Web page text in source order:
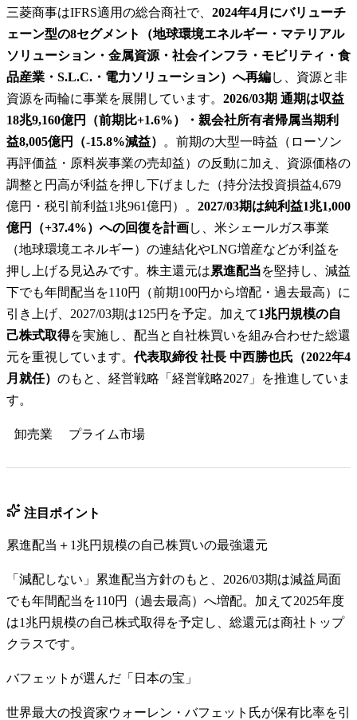
三菱商事はIFRS適用の総合商社で、 2024年4月にバリューチ
ェーン型の8セグメント（地球環境エネルギー・マテリアル
ソリューション・金属資源・社会インフラ・モビリティ・食
品産業・S.L.C.・電力ソリューション）へ再編し、資源と非
資源を両輪に事業を展開しています。 2026/03期 通期は収益
18兆9,160億円（前期比+1.6%）・親会社所有者帰属当期利
益8,005億円（-15.8%減益）
。前期の大型一時益（ローソン
再評価益・原料炭事業の売却益）の反動に加え、資源価格の
調整と円高が利益を押し下げました（持分法投資損益4,679
億円・税引前利益1兆961億円）。 2027/03期は純利益1兆1,000
億円（+37.4%）への回復を計画し、米シェールガス事業
（地球環境エネルギー）の連結化やLNG増産などが利益を
押し上げる見込みです。株主還元は累進配当を堅持し、減益
下でも年間配当を110円（前期100円から増配・過去最高）に
引き上げ、2027/03期は125円を予定。加えて1兆円規模の自
己株式取得を実施し、配当と自社株買いを組み合わせた総還
元を重視しています。代表取締役 社長 中西勝也氏（2022年4
月就任） のもと、経営戦略「経営戦略2027」を推進していま
す。
卸売業 プライム市場
注目ポイント
累進配当＋1兆円規模の自己株買いの最強還元
「減配しない」累進配当方針のもと、2026/03期は減益局面
でも年間配当を110円（過去最高）へ増配。加えて2025年度
は1兆円規模の自己株式取得を予定し、総還元は商社トップ
クラスです。
バフェットが選んだ「日本の宝」
世界最大の投資家ウォーレン・バフェット氏が保有比率を引